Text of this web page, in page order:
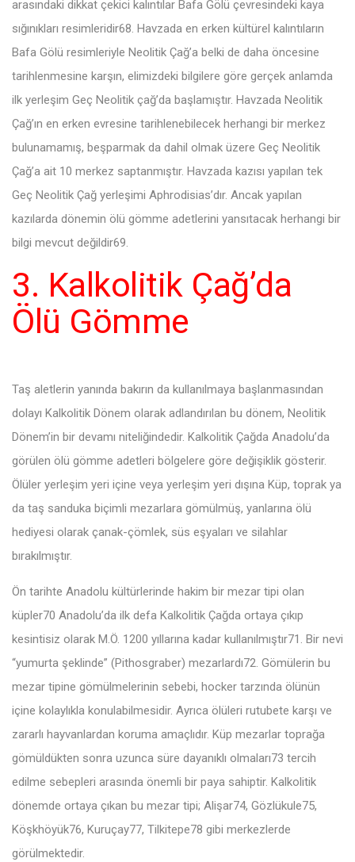
arasındaki dikkat çekici kalıntılar Bafa Gölü çevresindeki kaya
sığınıkları resimleridir68. Havzada en erken kültürel kalıntıların
Bafa Gölü resimleriyle Neolitik Çağ’a belki de daha öncesine
tarihlenmesine karşın, elimizdeki bilgilere göre gerçek anlamda
ilk yerleşim Geç Neolitik çağ’da başlamıştır. Havzada Neolitik
Çağ’ın en erken evresine tarihlenebilecek herhangi bir merkez
bulunamamış, beşparmak da dahil olmak üzere Geç Neolitik
Çağ’a ait 10 merkez saptanmıştır. Havzada kazısı yapılan tek
Geç Neolitik Çağ yerleşimi Aphrodisias’dır. Ancak yapılan
kazılarda dönemin ölü gömme adetlerini yansıtacak herhangi bir
bilgi mevcut değildir69.
3. Kalkolitik Çağ’da
Ölü Gömme
Taş aletlerin yanında bakırın da kullanılmaya başlanmasından
dolayı Kalkolitik Dönem olarak adlandırılan bu dönem, Neolitik
Dönem’in bir devamı niteliğindedir. Kalkolitik Çağda Anadolu’da
görülen ölü gömme adetleri bölgelere göre değişiklik gösterir.
Ölüler yerleşim yeri içine veya yerleşim yeri dışına Küp, toprak ya
da taş sanduka biçimli mezarlara gömülmüş, yanlarına ölü
hediyesi olarak çanak-çömlek, süs eşyaları ve silahlar
bırakılmıştır.
Ön tarihte Anadolu kültürlerinde hakim bir mezar tipi olan
küpler70 Anadolu’da ilk defa Kalkolitik Çağda ortaya çıkıp
kesintisiz olarak M.Ö. 1200 yıllarına kadar kullanılmıştır71. Bir nevi
“yumurta şeklinde” (Pithosgraber) mezarlardı72. Gömülerin bu
mezar tipine gömülmelerinin sebebi, hocker tarzında ölünün
içine kolaylıkla konulabilmesidir. Ayrıca ölüleri rutubete karşı ve
zararlı hayvanlardan koruma amaçlıdır. Küp mezarlar toprağa
gömüldükten sonra uzunca süre dayanıklı olmaları73 tercih
edilme sebepleri arasında önemli bir paya sahiptir. Kalkolitik
dönemde ortaya çıkan bu mezar tipi; Alişar74, Gözlükule75,
Köşkhöyük76, Kuruçay77, Tilkitepe78 gibi merkezlerde
görülmektedir.